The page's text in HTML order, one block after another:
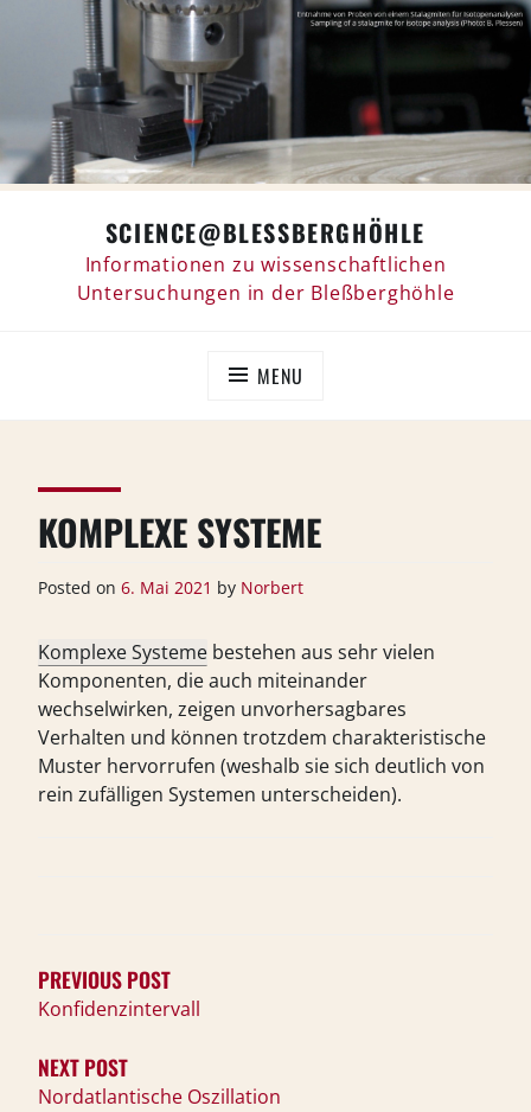
SCIENCE@BLESSBERGHÖHLE
Informationen zu wissenschaftlichen
Untersuchungen in der Bleßberghöhle
MENU
KOMPLEXE SYSTEME
Posted on 6. Mai 2021 by Norbert
Komplexe Systeme bestehen aus sehr vielen
Komponenten, die auch miteinander
wechselwirken, zeigen unvorhersagbares
Verhalten und können trotzdem charakteristische
Muster hervorrufen (weshalb sie sich deutlich von
rein zufälligen Systemen unterscheiden).
PREVIOUS POST
Konfidenzintervall
NEXT POST
Nordatlantische Oszillation